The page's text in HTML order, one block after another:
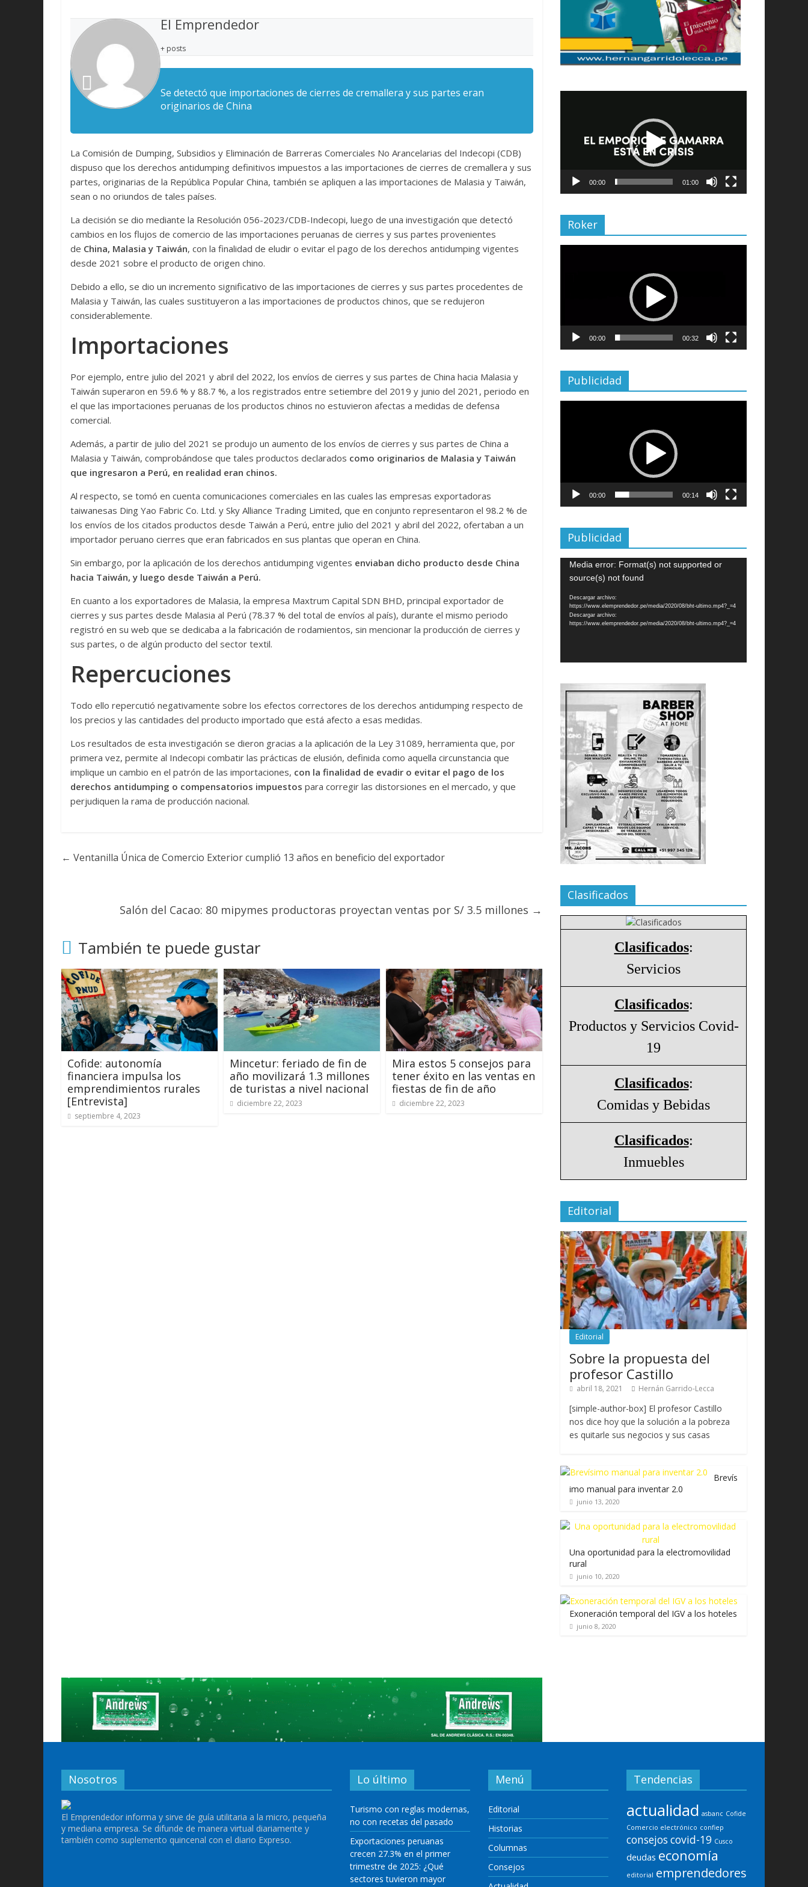
El Emprendedor
+ posts
Se detectó que importaciones de cierres de cremallera y sus partes eran
originarios de China
La Comisión de Dumping, Subsidios y Eliminación de Barreras Comerciales No Arancelarias del Indecopi (CDB)
dispuso que los derechos antidumping definitivos impuestos a las importaciones de cierres de cremallera y sus
partes, originarias de la República Popular China, también se apliquen a las importaciones de Malasia y Taiwán,
sean o no oriundos de tales países.
La decisión se dio mediante la Resolución 056-2023/CDB-Indecopi, luego de una investigación que detectó
cambios en los flujos de comercio de las importaciones peruanas de cierres y sus partes provenientes
de China, Malasia y Taiwán, con la finalidad de eludir o evitar el pago de los derechos antidumping vigentes
desde 2021 sobre el producto de origen chino.
Debido a ello, se dio un incremento significativo de las importaciones de cierres y sus partes procedentes de
Malasia y Taiwán, las cuales sustituyeron a las importaciones de productos chinos, que se redujeron
considerablemente.
Importaciones
Por ejemplo, entre julio del 2021 y abril del 2022, los envíos de cierres y sus partes de China hacia Malasia y
Taiwán superaron en 59.6 % y 88.7 %, a los registrados entre setiembre del 2019 y junio del 2021, periodo en
el que las importaciones peruanas de los productos chinos no estuvieron afectas a medidas de defensa
comercial.
Además, a partir de julio del 2021 se produjo un aumento de los envíos de cierres y sus partes de China a
Malasia y Taiwán, comprobándose que tales productos declarados como originarios de Malasia y Taiwán
que ingresaron a Perú, en realidad eran chinos.
Al respecto, se tomó en cuenta comunicaciones comerciales en las cuales las empresas exportadoras
taiwanesas Ding Yao Fabric Co. Ltd. y Sky Alliance Trading Limited, que en conjunto representaron el 98.2 % de
los envíos de los citados productos desde Taiwán a Perú, entre julio del 2021 y abril del 2022, ofertaban a un
importador peruano cierres que eran fabricados en sus plantas que operan en China.
Sin embargo, por la aplicación de los derechos antidumping vigentes enviaban dicho producto desde China
hacia Taiwán, y luego desde Taiwán a Perú.
En cuanto a los exportadores de Malasia, la empresa Maxtrum Capital SDN BHD, principal exportador de
cierres y sus partes desde Malasia al Perú (78.37 % del total de envíos al país), durante el mismo periodo
registró en su web que se dedicaba a la fabricación de rodamientos, sin mencionar la producción de cierres y
sus partes, o de algún producto del sector textil.
Repercuciones
Todo ello repercutió negativamente sobre los efectos correctores de los derechos antidumping respecto de
los precios y las cantidades del producto importado que está afecto a esas medidas.
Los resultados de esta investigación se dieron gracias a la aplicación de la Ley 31089, herramienta que, por
primera vez, permite al Indecopi combatir las prácticas de elusión, definida como aquella circunstancia que
implique un cambio en el patrón de las importaciones, con la finalidad de evadir o evitar el pago de los
derechos antidumping o compensatorios impuestos para corregir las distorsiones en el mercado, y que
perjudiquen la rama de producción nacional.
← Ventanilla Única de Comercio Exterior cumplió 13 años en beneficio del exportador
Salón del Cacao: 80 mipymes productoras proyectan ventas por S/ 3.5 millones →
También te puede gustar
Cofide: autonomía
financiera impulsa los
emprendimientos rurales
[Entrevista]
septiembre 4, 2023
Mincetur: feriado de fin de
año movilizará 1.3 millones
de turistas a nivel nacional
diciembre 22, 2023
Mira estos 5 consejos para
tener éxito en las ventas en
fiestas de fin de año
diciembre 22, 2023
00:00 01:00
Roker
00:00 00:32
Publicidad
00:00 00:14
Publicidad
Reproductor
Media error: Format(s) not supported or
source(s) not found
Descargar archivo:
https://www.elemprendedor.pe/media/2020/08/bht-ultimo.mp4?_=4
Descargar archivo:
https://www.elemprendedor.pe/media/2020/08/bht-ultimo.mp4?_=4
Clasificados
Clasificados:
Servicios
Clasificados:
Productos y Servicios Covid-
19
Clasificados:
Comidas y Bebidas
Clasificados:
Inmuebles
Editorial
Editorial
Sobre la propuesta del
profesor Castillo
abril 18, 2021 Hernán Garrido-Lecca
[simple-author-box] El profesor Castillo
nos dice hoy que la solución a la pobreza
es quitarle sus negocios y sus casas
Brevís
imo manual para inventar 2.0
junio 13, 2020
Una oportunidad para la electromovilidad
rural
junio 10, 2020
Exoneración temporal del IGV a los hoteles
junio 8, 2020
Nosotros
El Emprendedor informa y sirve de guía utilitaria a la micro, pequeña
y mediana empresa. Se difunde de manera virtual diariamente y
también como suplemento quincenal con el diario Expreso.
Lo último
Turismo con reglas modernas,
no con recetas del pasado
Exportaciones peruanas
crecen 27.3% en el primer
trimestre de 2025: ¿Qué
sectores tuvieron mayor
Menú
Editorial
Historias
Columnas
Consejos
Tendencias
actualidad asbanc Cofide
Comercio electrónico confiep
consejos covid-19 Cusco
deudas economía
editorial emprendedores